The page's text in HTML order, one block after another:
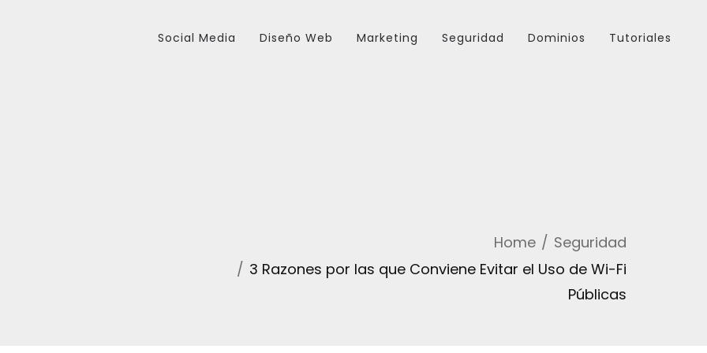
Social Media Diseño Web Marketing Seguridad Dominios Tutoriales
Home
Seguridad
3 Razones por las que Conviene Evitar el Uso de Wi-Fi
Públicas